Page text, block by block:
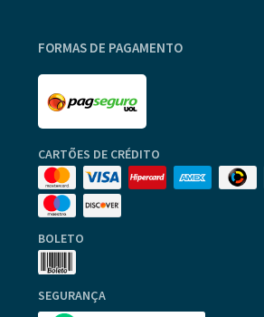
FORMAS DE PAGAMENTO
CARTÕES DE CRÉDITO
BOLETO
SEGURANÇA